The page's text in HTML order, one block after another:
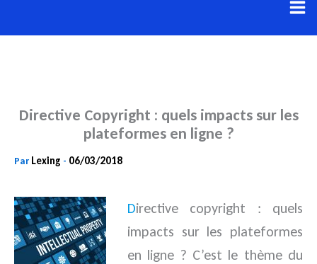
au
Directive Copyright : quels impacts sur les
plateformes en ligne ?
Par Lexing - 06/03/2018
Directive copyright : quels
impacts sur les plateformes
en ligne ? C’est le thème du